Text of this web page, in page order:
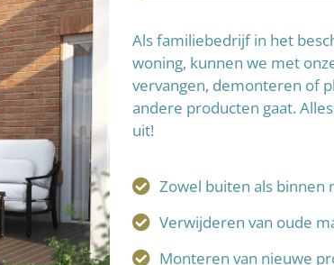
Als familiebedrijf in het
woning, kunnen we met
vervangen, demonteren of
andere producten gaat.
uit!
Zowel buiten als binnen
Verwijderen van oude
Monteren van nieuwe